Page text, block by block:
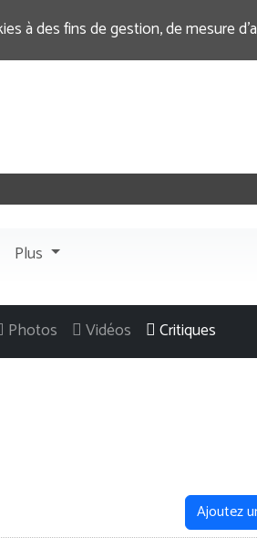
des fins de gestion, de mesure
Plus
Photos Vidéos Critiques
Ajoutez